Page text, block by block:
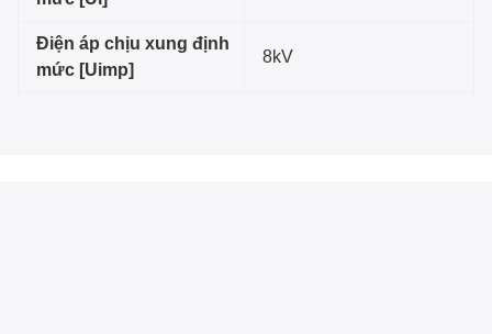
Điện áp chịu xung định
mức [Uimp]
8kV